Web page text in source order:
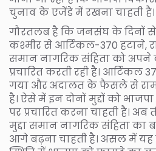
चुनाव के एजेंडे में रखना चाहती है।
गौरतलब है कि जनसंघ के दिनों से
कश्मीर से आर्टिकल-370 हटाने,
समान नागरिक संहिता को अपने
प्रचारित करती रही है। आर्टिकल
गया और अदालत के फैसले से राम
है। ऐसे में इन दोनों मुद्दों को
पर प्रचारित करना चाहती है।
मुद्दा समान नागरिक संहिता का
आगे बढ़ना चाहती है। असल में यह